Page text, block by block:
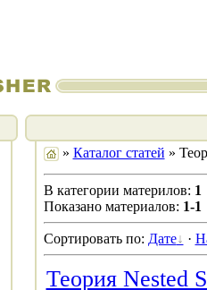
» Каталог статей »
В категории материлов: 1
Показано материалов: 1-1
Сортировать по: Дате ·
Теория Nested